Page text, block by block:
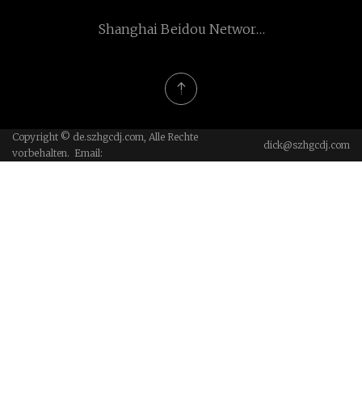
Shanghai Beidou Network
Copyright © de.szhgcdj.com, Alle Rechte
vorbehalten. Email:
dick@szhgcdj.com